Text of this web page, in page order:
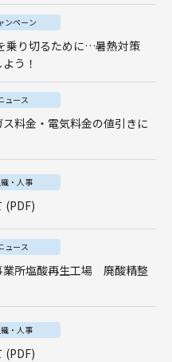
ンペーン
り切るために…暑熱対策
う！
ュース
料金・電気料金の値引きに
・人事
(PDF)
ュース
業所塩酸再生工場 廃酸精整
・人事
(PDF)